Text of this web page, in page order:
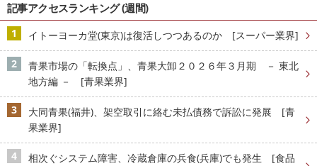
記事アクセスランキング (週間)
イトーヨーカ堂(東京)は復活しつつあるのか [スーパー業界]
青果市場の「転換点」、青果大卸２０２６年３月期 － 東北
地方編 － [青果業界]
大同青果(福井)、架空取引に絡む未払債務で訴訟に発展 [青
果業界]
相次ぐシステム障害、冷蔵倉庫の兵食(兵庫)でも発生 [食品